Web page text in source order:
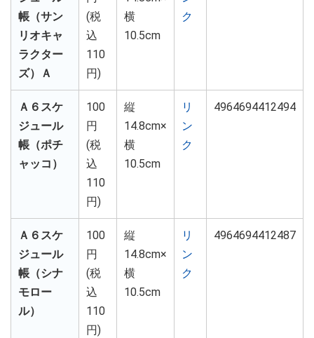
帳（サン
リオキャ
ラクター
ズ）Ａ
(税
込
110
円)
横
10.5cm
ク
Ａ６スケ
ジュール
帳（ポチ
ャッコ）
100
円
(税
込
110
円)
縦
14.8cm×
横
10.5cm
リ
ン
ク
4964694412494
Ａ６スケ
ジュール
帳（シナ
モロー
ル）
100
円
(税
込
110
円)
縦
14.8cm×
横
10.5cm
リ
ン
ク
4964694412487